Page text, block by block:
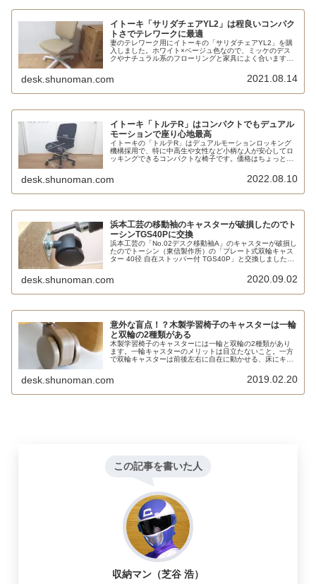
イトーキ「サリダチェアYL2」は程良いコンパク
トさでテレワークに最適
妻のテレワーク用にイトーキの「サリダチェアYL2」を購
入しました。ホワイト×ベージュ色なので、ミッケのデス
クやナチュラル系のフローリングと家具によく合います。
desk.shunoman.com 2021.08.14
イトーキ「トルテR」はコンパクトでもデュアル
モーションで座り心地最高
イトーキの「トルテR」はデュアルモーションロッキング
機構採用で、特に中高生や女性など小柄な人が安心してロ
ッキングできるコンパクトな椅子です。価格はちょっと高
desk.shunoman.com 2022.08.10
浜本工芸の移動袖のキャスターが破損したのでト
ーシンTGS40Pに交換
浜本工芸の「No.02デスク移動袖A」のキャスターが破損し
たのでトーシン（東信製作所）の「プレート式双輪キャス
ター 40径 自在ストッパー付 TGS40P」と交換しました。
desk.shunoman.com 2020.09.02
意外な盲点！？木製学習椅子のキャスターは一輪
と双輪の2種類がある
木製学習椅子のキャスターには一輪と双輪の2種類があり
ます。一輪キャスターのメリットは目立たないこと。一方
で双輪キャスターは前後左右に自在に動かせる、床にキズ
desk.shunoman.com 2019.02.20
この記事を書いた人
収納マン（芝谷 浩）